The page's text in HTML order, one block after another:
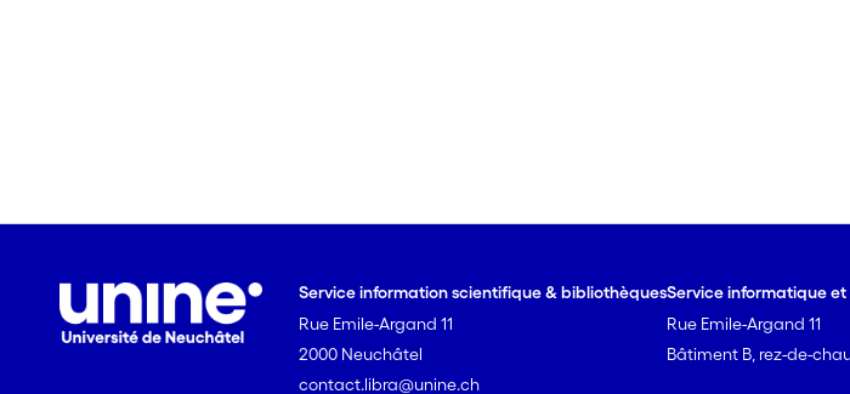
Service information scientifique & bibliothèques
Rue Emile-Argand 11
2000 Neuchâtel
contact.libra@unine.ch
Service informatique
Rue Emile-Argand 11
Bâtiment B, rez-de-